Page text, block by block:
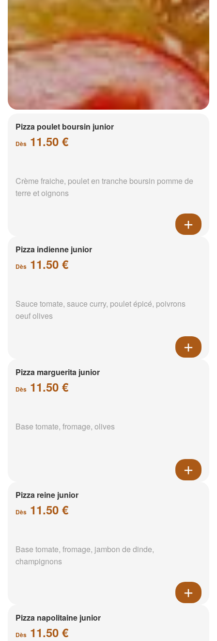
Pizza poulet boursin junior
Dès 11.50 €
Crème fraiche, poulet en tranche boursin pomme de
terre et oignons
Pizza indienne junior
Dès 11.50 €
Sauce tomate, sauce curry, poulet épicé, poivrons
oeuf olives
Pizza marguerita junior
Dès 11.50 €
Base tomate, fromage, olives
Pizza reine junior
Dès 11.50 €
Base tomate, fromage, jambon de dinde,
champignons
Pizza napolitaine junior
Dès 11.50 €